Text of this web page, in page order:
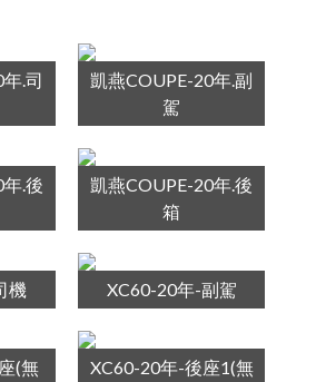
.司
凱燕COUPE-20年.副
駕
.後
凱燕COUPE-20年.後
箱
機 XC60-20年-副駕
(無
XC60-20年-後座1(無